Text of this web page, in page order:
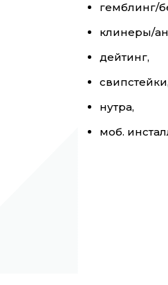
гемблинг/
клинеры/
дейтинг,
свипстейки,
нутра,
моб.